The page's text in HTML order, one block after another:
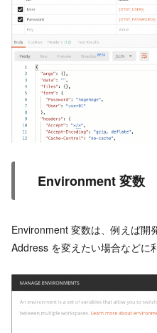
Environment 変数
Environment 変数は、例えば開
Address を変えたい場合などに